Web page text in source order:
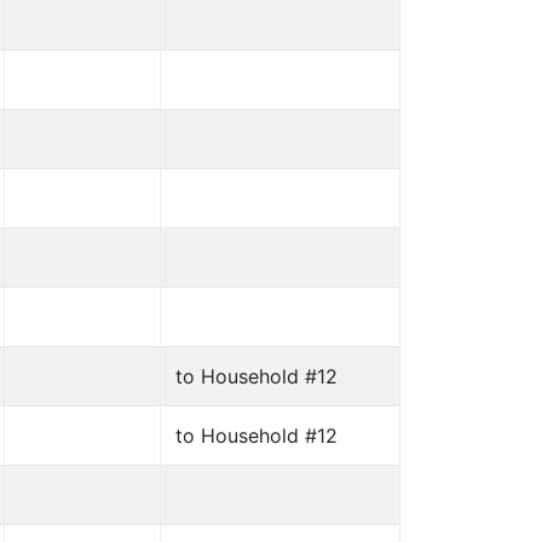
to Household #12
to Household #12